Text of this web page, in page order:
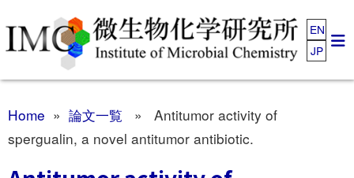
EN
JP
Home » 論文一覧 » Antitumor activity of
spergualin, a novel antitumor antibiotic.